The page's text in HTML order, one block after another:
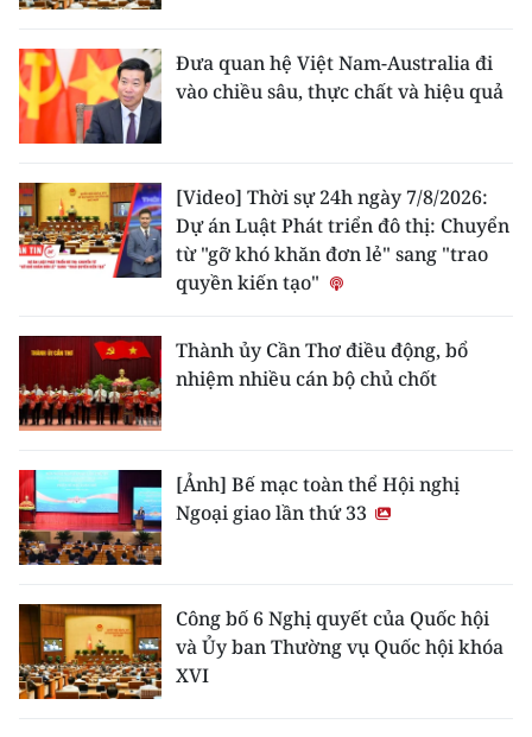
Đưa quan hệ Việt Nam-Australia đi
vào chiều sâu, thực chất và hiệu quả
[Video] Thời sự 24h ngày 7/8/2026:
Dự án Luật Phát triển đô thị: Chuyển
từ "gỡ khó khăn đơn lẻ" sang "trao
quyền kiến tạo"
Thành ủy Cần Thơ điều động, bổ
nhiệm nhiều cán bộ chủ chốt
[Ảnh] Bế mạc toàn thể Hội nghị
Ngoại giao lần thứ 33
Công bố 6 Nghị quyết của Quốc hội
và Ủy ban Thường vụ Quốc hội khóa
XVI